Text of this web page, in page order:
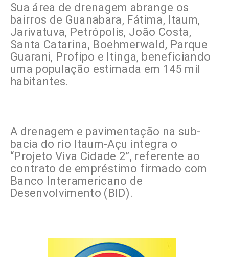
Sua área de drenagem abrange os
bairros de Guanabara, Fátima, Itaum,
Jarivatuva, Petrópolis, João Costa,
Santa Catarina, Boehmerwald, Parque
Guarani, Profipo e Itinga, beneficiando
uma população estimada em 145 mil
habitantes.
A drenagem e pavimentação na sub-
bacia do rio Itaum-Açu integra o
“Projeto Viva Cidade 2”, referente ao
contrato de empréstimo firmado com
Banco Interamericano de
Desenvolvimento (BID).